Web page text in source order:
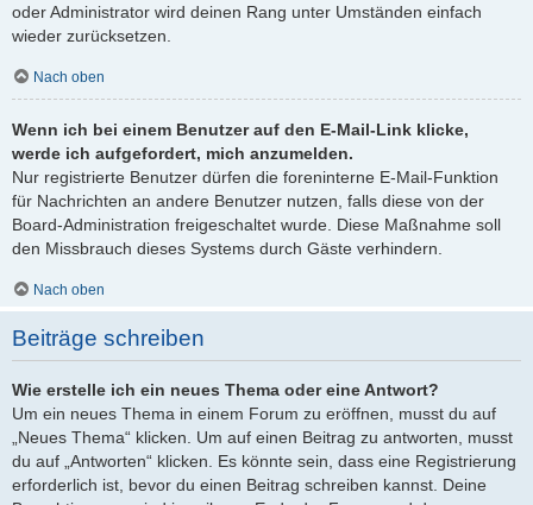
oder Administrator wird deinen Rang unter Umständen einfach
wieder zurücksetzen.
Nach oben
Wenn ich bei einem Benutzer auf den E-Mail-Link klicke,
werde ich aufgefordert, mich anzumelden.
Nur registrierte Benutzer dürfen die foreninterne E-Mail-Funktion
für Nachrichten an andere Benutzer nutzen, falls diese von der
Board-Administration freigeschaltet wurde. Diese Maßnahme soll
den Missbrauch dieses Systems durch Gäste verhindern.
Nach oben
Beiträge schreiben
Wie erstelle ich ein neues Thema oder eine Antwort?
Um ein neues Thema in einem Forum zu eröffnen, musst du auf
„Neues Thema“ klicken. Um auf einen Beitrag zu antworten, musst
du auf „Antworten“ klicken. Es könnte sein, dass eine Registrierung
erforderlich ist, bevor du einen Beitrag schreiben kannst. Deine